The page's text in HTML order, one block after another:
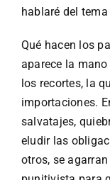
hablaré del
Qué hacen los
aparece la
los recortes, la
importaciones.
salvatajes,
eludir las
otros, se